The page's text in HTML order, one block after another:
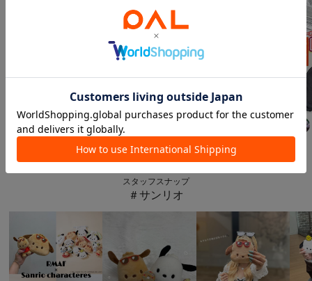
aya 157 cm
イエベ春
スタッフスナップ
＃サンリオ